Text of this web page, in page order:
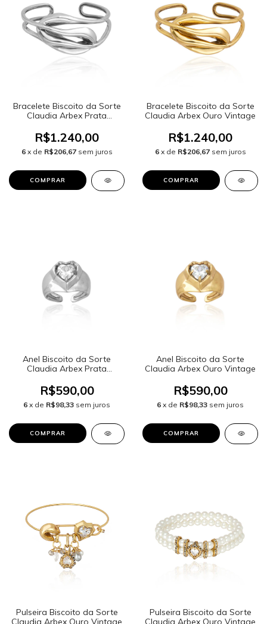
Bracelete Biscoito da Sorte
Claudia Arbex Prata
R$1.240,00
6 x de R$206,67 sem juros
Bracelete Biscoito da Sorte
Claudia Arbex Ouro Vintage
R$1.240,00
6 x de R$206,67 sem juros
Anel Biscoito da Sorte
Claudia Arbex Prata
R$590,00
6 x de R$98,33 sem juros
Anel Biscoito da Sorte
Claudia Arbex Ouro Vintage
R$590,00
6 x de R$98,33 sem juros
Pulseira Biscoito da Sorte
Claudia Arbex Ouro Vintage
Pulseira Biscoito da Sorte
Claudia Arbex Ouro Vintage